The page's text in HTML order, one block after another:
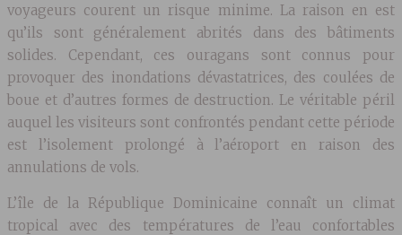
voyageurs courent un risque minime. La raison en est
qu’ils sont généralement abrités dans des bâtiments
solides. Cependant, ces ouragans sont connus pour
provoquer des inondations dévastatrices, des coulées de
boue et d’autres formes de destruction. Le véritable péril
auquel les visiteurs sont confrontés pendant cette période
est l’isolement prolongé à l’aéroport en raison des
annulations de vols.
L’île de la République Dominicaine connaît un climat
tropical avec des températures de l’eau confortables